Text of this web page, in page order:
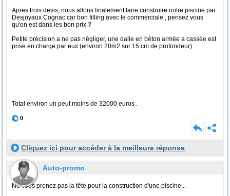
Apres trois devis, nous allons finalement faire construire notre piscine par
Desjoyaux Cognac car bon filling avec le commerciale , pensez vous
qu'on est dans les bon prix ?
Petite précision a ne pas négliger, une dalle en béton armée a cassée est
prise en charge par eux (environ 20m2 sur 15 cm de profondeur) .
Total environ un peut moins de 32000 euros .
0
Cliquez ici pour accéder à la meilleure réponse
Auto-promo
Ne vous prenez pas la tête pour la construction d'une piscine...